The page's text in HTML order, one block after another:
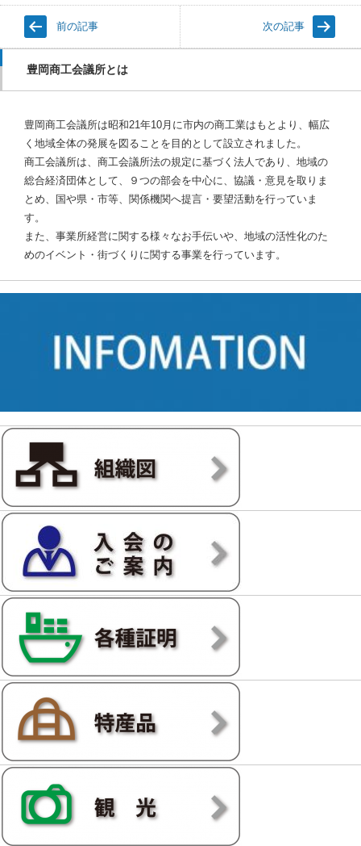
前の記事 次の記事
豊岡商工会議所とは
豊岡商工会議所は昭和21年10月に市内の商工業はもとより、幅広
く地域全体の発展を図ることを目的として設立されました。
商工会議所は、商工会議所法の規定に基づく法人であり、地域の
総合経済団体として、９つの部会を中心に、協議・意見を取りま
とめ、国や県・市等、関係機関へ提言・要望活動を行っていま
す。
また、事業所経営に関する様々なお手伝いや、地域の活性化のた
めのイベント・街づくりに関する事業を行っています。